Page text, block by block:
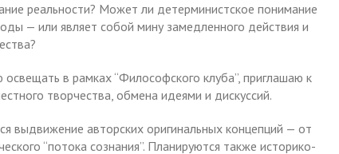
реальности? Может ли детерминистское понимание
— или являет собой мину замедленного действия и
в рамках “Философского клуба”, приглашаю к
творчества, обмена идеями и дискуссий.
выдвижение авторских оригинальных концепций — от
“потока сознания”. Планируются также историко-